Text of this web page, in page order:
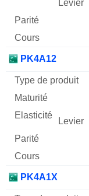
PK4A12
PK4A1X